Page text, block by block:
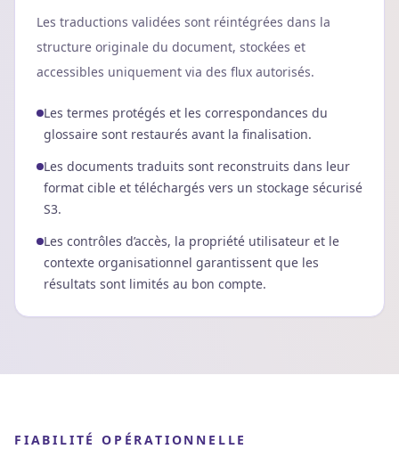
Les traductions validées sont réintégrées dans la
structure originale du document, stockées et
accessibles uniquement via des flux autorisés.
Les termes protégés et les correspondances du
glossaire sont restaurés avant la finalisation.
Les documents traduits sont reconstruits dans leur
format cible et téléchargés vers un stockage sécurisé
S3.
Les contrôles d’accès, la propriété utilisateur et le
contexte organisationnel garantissent que les
résultats sont limités au bon compte.
FIABILITÉ OPÉRATIONNELLE